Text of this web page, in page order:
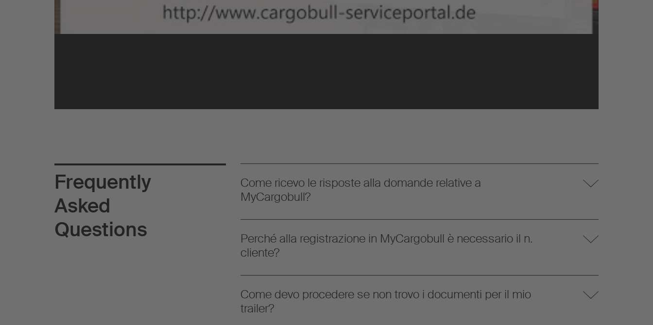
Frequently
Asked
Questions
Come ricevo le risposte alla domande relative a
MyCargobull?
Perché alla registrazione in MyCargobull è necessario il n.
cliente?
Come devo procedere se non trovo i documenti per il mio
trailer?